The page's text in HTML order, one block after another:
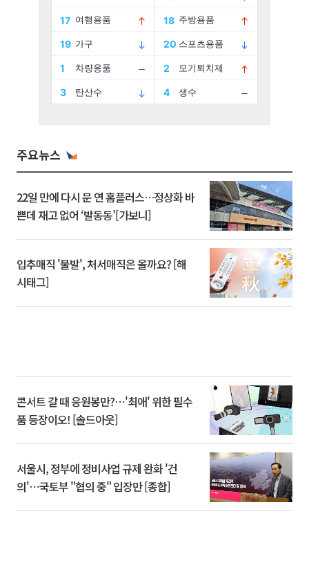
주요뉴스
22일 만에 다시 문 연 홈플러스…정상화 바
쁜데 재고 없어 ‘발동동’[가보니]
입추매직 '불발', 처서매직은 올까요? [해
시태그]
콘서트 갈 때 응원봉만?⋯'최애' 위한 필수
품 등장이오! [솔드아웃]
서울시, 정부에 정비사업 규제 완화 '건
의'⋯국토부 "협의 중" 입장만 [종합]